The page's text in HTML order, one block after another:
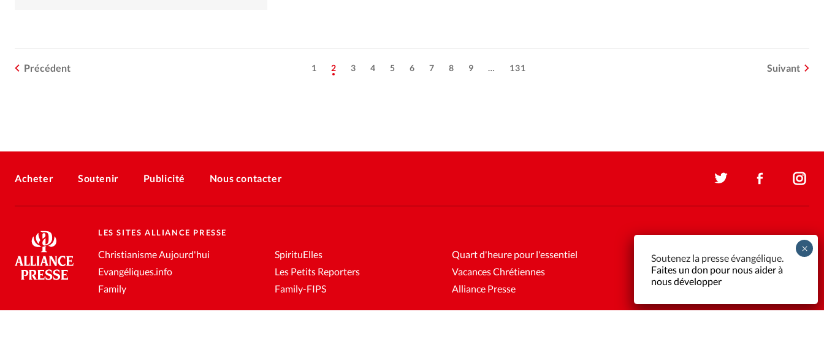
Précédent 1 2 3 4 5 6 7 8 9 … 131 Suivant
Acheter Soutenir Publicité Nous contacter
LES SITES ALLIANCE PRESSE
Christianisme Aujourd'hui
Evangéliques.info
Family
SpirituElles
Les Petits Reporters
Family-FIPS
Quart d'heure pour l'essentiel
Vacances Chrétiennes
Alliance Presse
Soutenez la presse évangélique.
Faites un don pour nous aider à
nous développer